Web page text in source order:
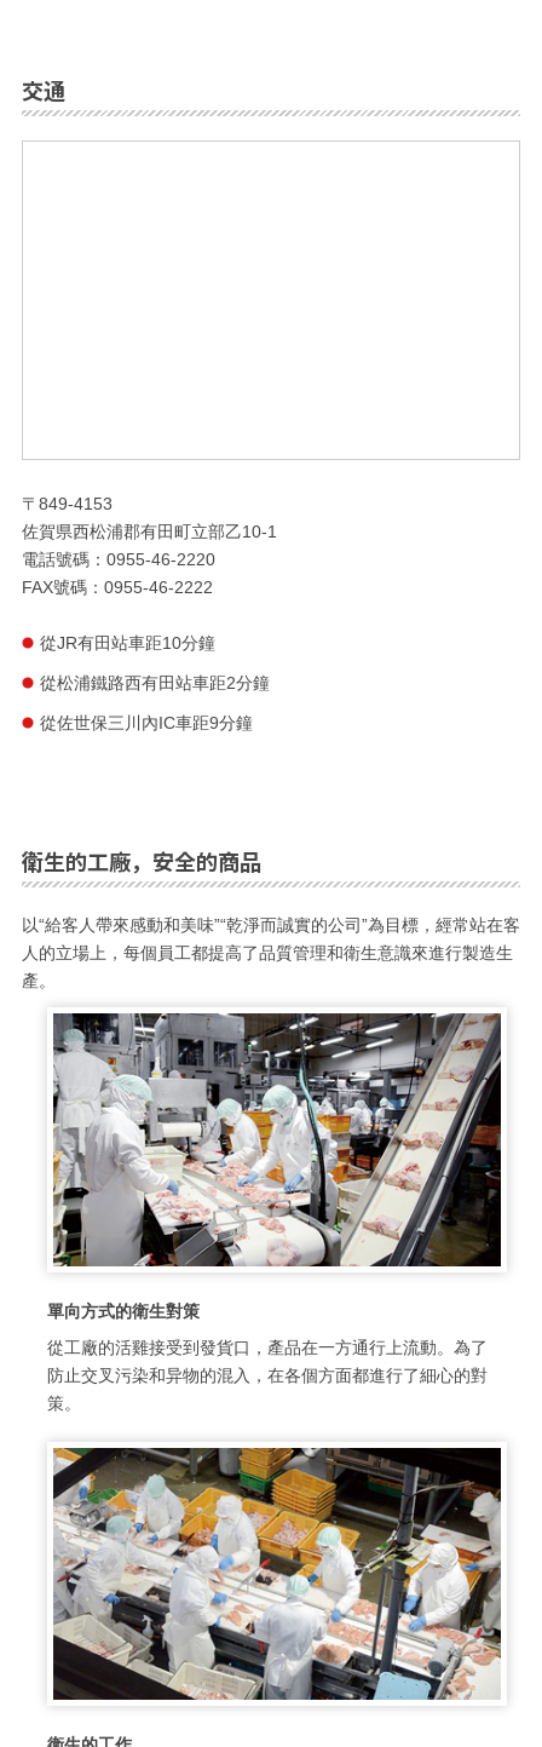
交通
〒849-4153
佐賀県西松浦郡有田町立部乙10-1
電話號碼：0955-46-2220
FAX號碼：0955-46-2222
從JR有田站車距10分鐘
從松浦鐵路西有田站車距2分鐘
從佐世保三川內IC車距9分鐘
衛生的工廠，安全的商品
以“給客人帶來感動和美味”“乾淨而誠實的公司”為目標，經常站在客
人的立場上，每個員工都提高了品質管理和衛生意識來進行製造生
產。
單向方式的衛生對策
從工廠的活雞接受到發貨口，產品在一方通行上流動。為了
防止交叉污染和异物的混入，在各個方面都進行了細心的對
策。